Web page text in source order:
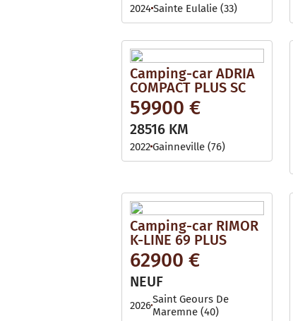
2024Sainte Eulalie (33)
Camping-car ADRIA
COMPACT PLUS SC
59900 €
28516 KM
2022Gainneville (76)
Camping-car RIMOR
K-LINE 69 PLUS
62900 €
NEUF
2026Saint Geours De
Maremne (40)